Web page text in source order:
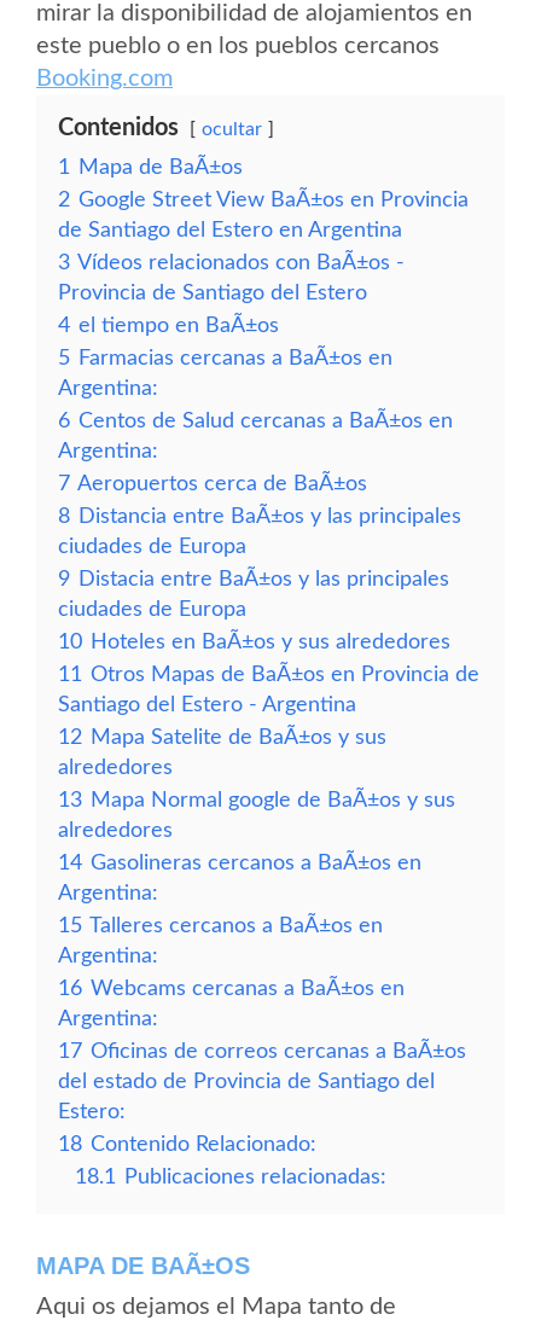
mirar la disponibilidad de alojamientos en
este pueblo o en los pueblos cercanos
Booking.com
Contenidos ocultar
1
Mapa de BaÃ±os
2 Google Street View BaÃ±os en Provincia
de Santiago del Estero en Argentina
3 Vídeos relacionados con BaÃ±os -
Provincia de Santiago del Estero
4 el tiempo en BaÃ±os
5 Farmacias cercanas a BaÃ±os en
Argentina:
6 Centos de Salud cercanas a BaÃ±os en
Argentina:
7 Aeropuertos cerca de BaÃ±os
8 Distancia entre BaÃ±os y las principales
ciudades de Europa
9 Distacia entre BaÃ±os y las principales
ciudades de Europa
10 Hoteles en BaÃ±os y sus alrededores
11 Otros Mapas de BaÃ±os en Provincia de
Santiago del Estero - Argentina
12 Mapa Satelite de BaÃ±os y sus
alrededores
13 Mapa Normal google de BaÃ±os y sus
alrededores
14 Gasolineras cercanos a BaÃ±os en
Argentina:
15 Talleres cercanos a BaÃ±os en
Argentina:
16 Webcams cercanas a BaÃ±os en
Argentina:
17 Oficinas de correos cercanas a BaÃ±os
del estado de Provincia de Santiago del
Estero:
18 Contenido Relacionado:
18.1
Publicaciones relacionadas:
MAPA DE BAÃ±OS
Aqui os dejamos el Mapa tanto de